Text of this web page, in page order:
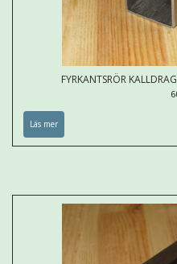
FYRKANTSRÖR
Läs mer